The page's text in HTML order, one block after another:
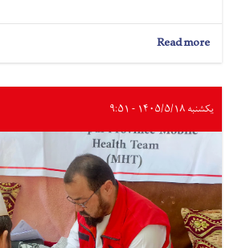
Read more
د
سرې
میاشتې
ښوونیزو
مرکزونو
کې
زرګونو
ځوانانو
ته
ديني
یکشنبه ۱۴۰۵/۵/۱۸ - ۹:۵۱